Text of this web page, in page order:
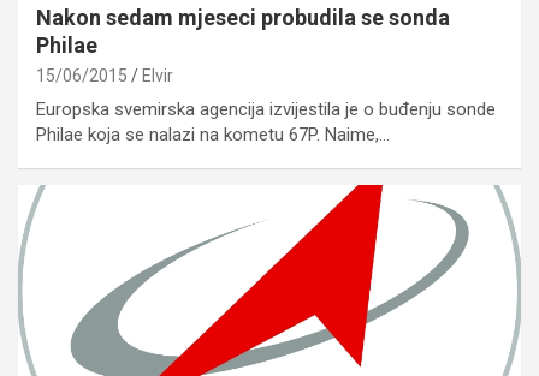
Nakon sedam mjeseci probudila se sonda
Philae
15/06/2015 Elvir
Europska svemirska agencija izvijestila je o buđenju sonde
Philae koja se nalazi na kometu 67P. Naime,…